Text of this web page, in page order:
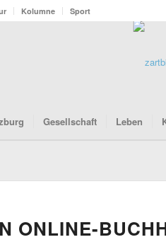
Kolumne Sport
Gesellschaft Leben
ONLINE-